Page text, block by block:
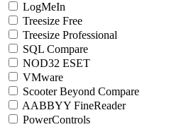
LogMeIn
Treesize Free
Treesize Professional
SQL Compare
NOD32 ESET
VMware
Scooter Beyond Compare
AABBYY FineReader
PowerControls